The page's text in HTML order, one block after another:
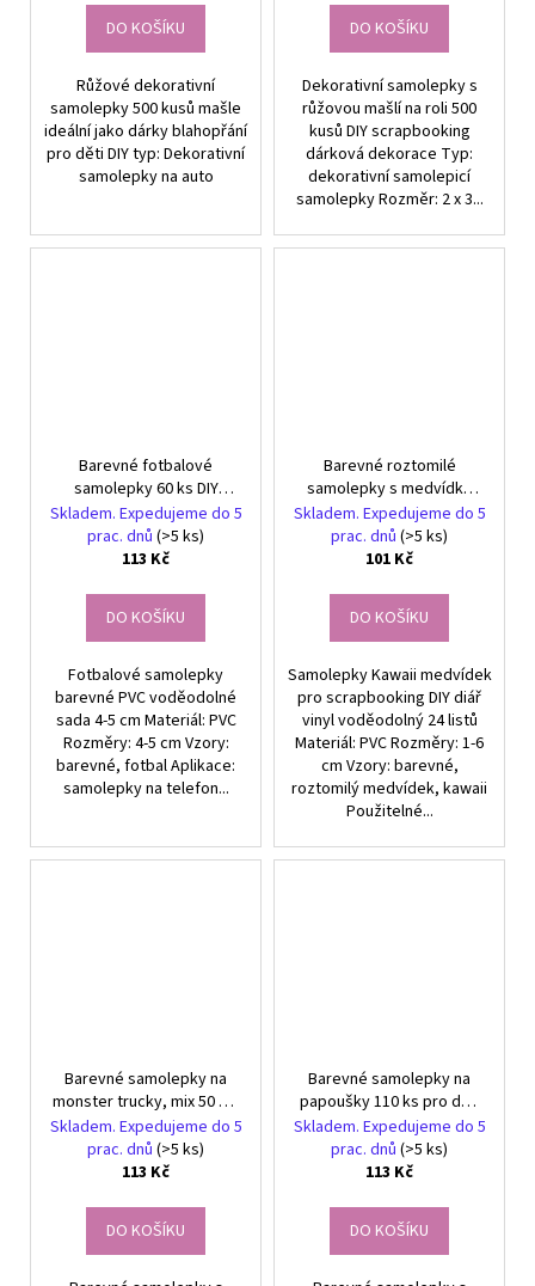
DO KOŠÍKU
Růžové dekorativní
samolepky 500 kusů mašle
ideální jako dárky blahopřání
pro děti DIY typ: Dekorativní
samolepky na auto
DO KOŠÍKU
Dekorativní samolepky s
růžovou mašlí na roli 500
kusů DIY scrapbooking
dárková dekorace Typ:
dekorativní samolepicí
samolepky Rozměr: 2 x 3...
Barevné fotbalové
samolepky 60 ks DIY
dekorace
Skladem. Expedujeme do 5
prac. dnů (>5 ks)
113 Kč
DO KOŠÍKU
Fotbalové samolepky
barevné PVC voděodolné
sada 4-5 cm Materiál: PVC
Rozměry: 4-5 cm Vzory:
barevné, fotbal Aplikace:
samolepky na telefon...
Barevné roztomilé
samolepky s medvídky
pro děti, sada 24 kusů pro
kutily
Skladem. Expedujeme do 5
prac. dnů (>5 ks)
101 Kč
DO KOŠÍKU
Samolepky Kawaii medvídek
pro scrapbooking DIY diář
vinyl voděodolný 24 listů
Materiál: PVC Rozměry: 1-6
cm Vzory: barevné,
roztomilý medvídek, kawaii
Použitelné...
Barevné samolepky na
monster trucky, mix 50 ks,
DIY dekorace pro děti
Skladem. Expedujeme do 5
prac. dnů (>5 ks)
113 Kč
DO KOŠÍKU
Barevné samolepky na
papoušky 110 ks pro děti
DIY dekorace
Skladem. Expedujeme do 5
prac. dnů (>5 ks)
113 Kč
DO KOŠÍKU